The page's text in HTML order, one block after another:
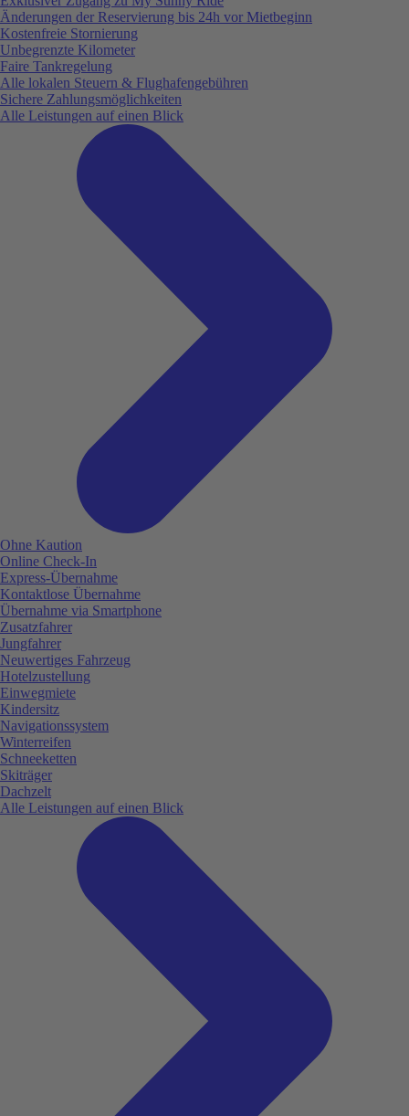
Änderungen der Reservierung bis 24h vor Mietbeginn
Kostenfreie Stornierung
Unbegrenzte Kilometer
Faire Tankregelung
Alle lokalen Steuern & Flughafengebühren
Sichere Zahlungsmöglichkeiten
Alle Leistungen auf einen Blick
Ohne Kaution
Online Check-In
Express-Übernahme
Kontaktlose Übernahme
Übernahme via Smartphone
Zusatzfahrer
Jungfahrer
Neuwertiges Fahrzeug
Hotelzustellung
Einwegmiete
Kindersitz
Navigationssystem
Winterreifen
Schneeketten
Skiträger
Dachzelt
Alle Leistungen auf einen Blick